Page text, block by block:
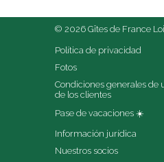
© 2026 Gîtes de France
Política de privacidad
Fotos
Condiciones generales de
de los clientes
Pase de vacaciones ☀️
Información jurídica
Nuestros socios